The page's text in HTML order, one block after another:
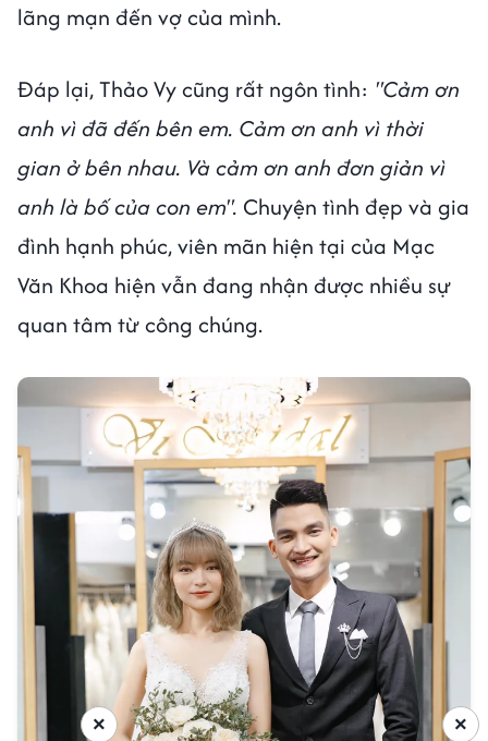
lãng mạn đến vợ của mình.
Đáp lại, Thảo Vy cũng rất ngôn tình: "Cảm ơn
anh vì đã đến bên em. Cảm ơn anh vì thời
gian ở bên nhau. Và cảm ơn anh đơn giản vì
anh là bố của con em". Chuyện tình đẹp và gia
đình hạnh phúc, viên mãn hiện tại của Mạc
Văn Khoa hiện vẫn đang nhận được nhiều sự
quan tâm từ công chúng.
×
×